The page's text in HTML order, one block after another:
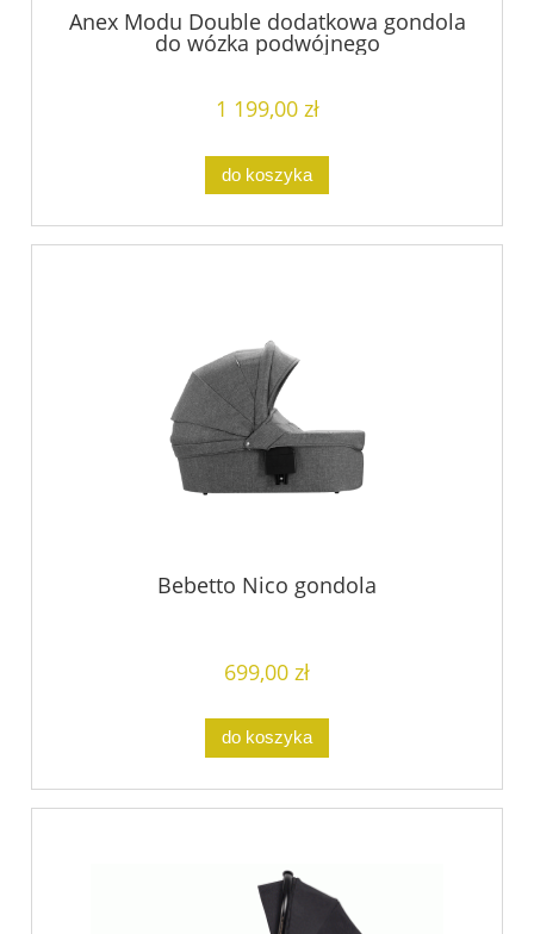
Anex Modu Double dodatkowa gondola
do wózka podwójnego
1 199,00 zł
do koszyka
Bebetto Nico gondola
699,00 zł
do koszyka